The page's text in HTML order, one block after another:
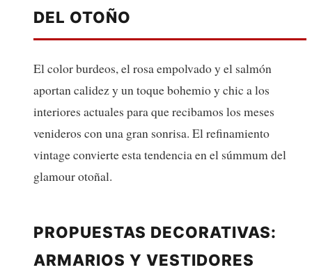
DEL OTOÑO
El color burdeos, el rosa empolvado y el salmón
aportan calidez y un toque bohemio y chic a los
interiores actuales para que recibamos los meses
venideros con una gran sonrisa. El refinamiento
vintage convierte esta tendencia en el súmmum del
glamour otoñal.
PROPUESTAS DECORATIVAS:
ARMARIOS Y VESTIDORES